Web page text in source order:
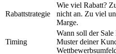
Rabattstrategie
Wie viel Rabatt?
nicht an. Zu viel
Marge.
Timing
Wann soll der
Muster deiner